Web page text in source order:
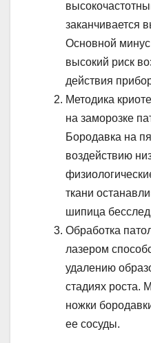
заканчивается
Основной
высокий риск
действия
Методика
на заморозке
Бородавка на
воздействию
ткани
шипица
Обработка
лазером
удалению
стадиях роста.
ножки
ее сосуды.